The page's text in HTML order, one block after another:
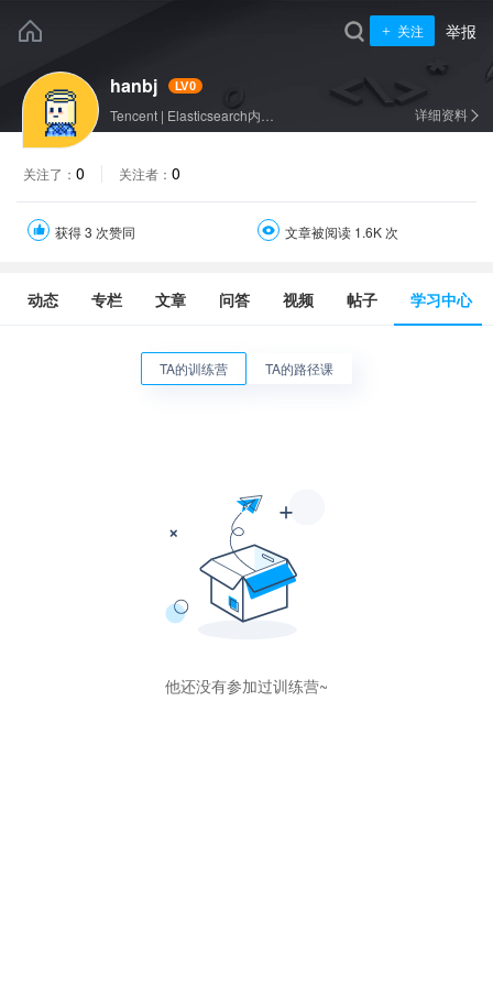
关注 举报
hanbj LV0
Tencent | 详细资料
关注了： 0 关注者： 0
获得 3 次赞同 文章被阅读 1.6K 次
动态 专栏 文章 问答 视频 帖子 学习中心
TA的训练营 TA的路径课
他还没有参加过训练营~